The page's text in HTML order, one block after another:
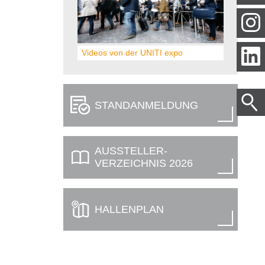
Videos von der UNITI expo
STAND­ANMELDUNG
AUSSTELLER­
VERZEICHNIS 2026
HALLENPLAN